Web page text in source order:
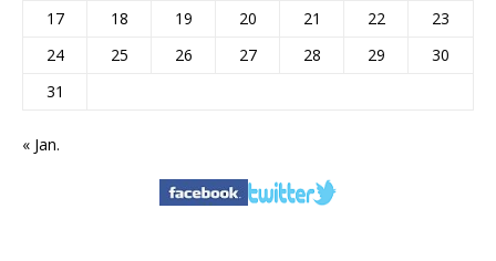
17
18 19 20 21 22
23
24
25 26 27 28 29
30
31
« Jan.